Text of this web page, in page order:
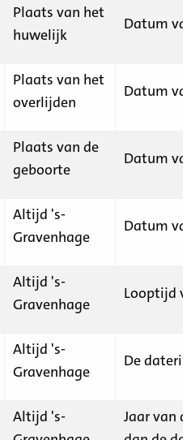
Plaats van het
huwelijk
Datum
Plaats van het
overlijden
Datum
Plaats van de
geboorte
Datum
Altijd 's-
Gravenhage
Datum
Altijd 's-
Gravenhage
Looptijd
Altijd 's-
Gravenhage
De
Altijd 's-
Jaar van